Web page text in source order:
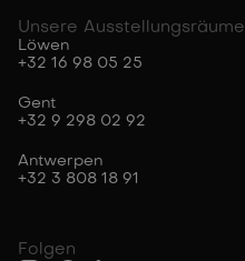
Folgen
Unsere Ausstellungsräume
Löwen
+32 16 98 05 25
Gent
+32 9 298 02 92
Antwerpen
+32 3 808 18 91